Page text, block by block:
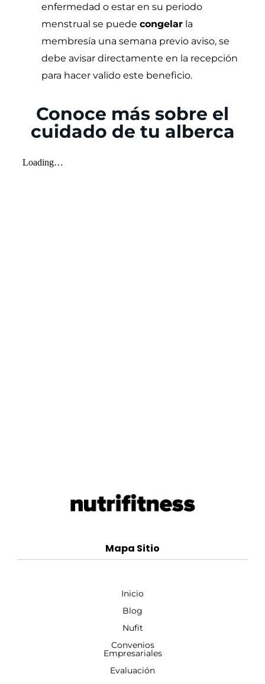
enfermedad o estar en su periodo
menstrual se puede congelar la
membresía una semana previo aviso, se
debe avisar directamente en la recepción
para hacer valido este beneficio.
Conoce más sobre el
cuidado de tu alberca
Mapa Sitio
Inicio
Blog
Nufit
Convenios
Empresariales
Evaluación